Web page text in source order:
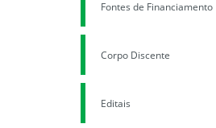
Fontes de Financiamento
Corpo Discente
Editais